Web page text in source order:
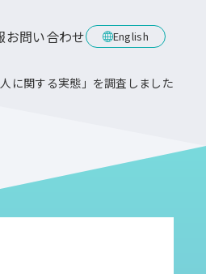
お問い合わせ English
に関する実態」を調査しました